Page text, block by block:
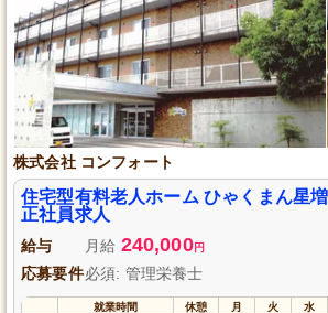
株式会社 コンフォート
住宅型有料老人ホーム ひゃくまん星
正社員求人
給与 月給 240,000円
応募要件必須: 管理栄養士
就業時間 休憩 月 火 水